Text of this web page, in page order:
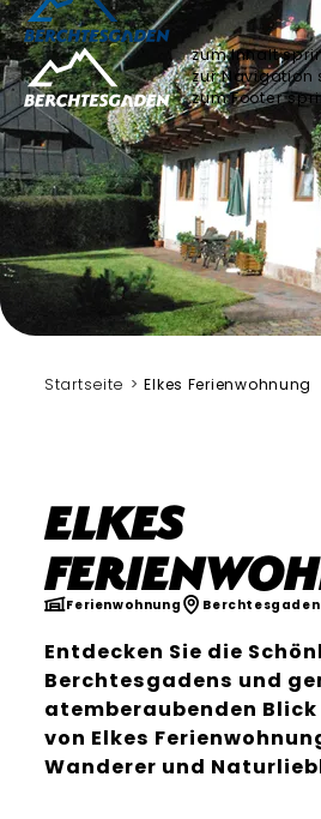
zum Inhalt
zur Navigation
zum Footer
Startseite Elkes Ferienwohnung
Elkes
Ferienwohnung Berchtesgaden
Entdecken Sie die
Berchtesgadens und
atemberaubenden Blick
von Elkes
Wanderer und